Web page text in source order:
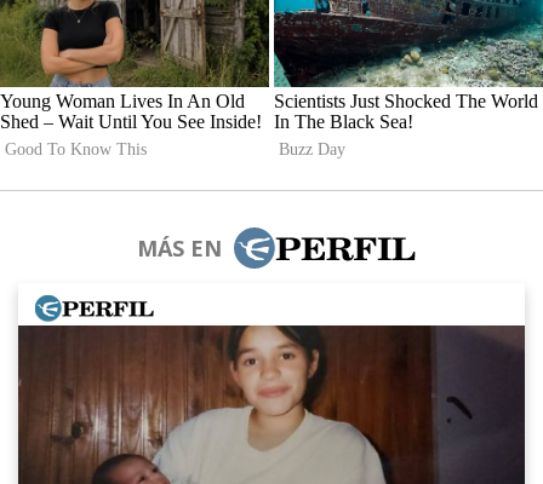
MÁS EN